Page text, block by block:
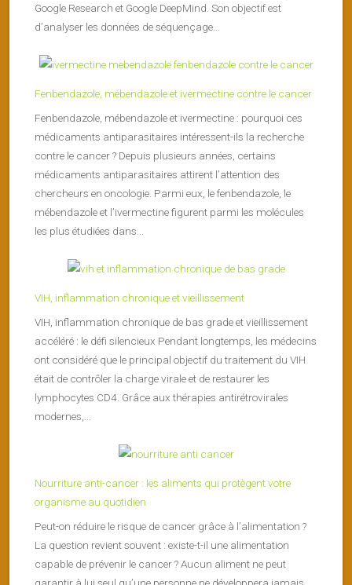
Google Research et Google DeepMind. Son objectif est
d’analyser les données de séquençage...
Fenbendazole, mébendazole et ivermectine contre le cancer
Fenbendazole, mébendazole et ivermectine : pourquoi ces
médicaments antiparasitaires intéressent-ils la recherche
contre le cancer ? Depuis plusieurs années, certains
médicaments antiparasitaires attirent l’attention des
chercheurs en oncologie. Parmi eux, le fenbendazole, le
mébendazole et l’ivermectine figurent parmi les molécules
les plus étudiées dans...
VIH, inflammation chronique et vieillissement
VIH, inflammation chronique de bas grade et vieillissement
accéléré : le défi silencieux Pendant longtemps, les médecins
ont considéré que le principal objectif du traitement du VIH
était de contrôler la charge virale et de restaurer les
lymphocytes CD4. Grâce aux thérapies antirétrovirales
modernes,...
Nourriture anti-cancer : les aliments qui protègent votre
organisme au quotidien
Peut-on réduire le risque de cancer grâce à l’alimentation ?
La question revient souvent : existe-t-il une alimentation
capable de prévenir le cancer ? Aucun aliment ne peut